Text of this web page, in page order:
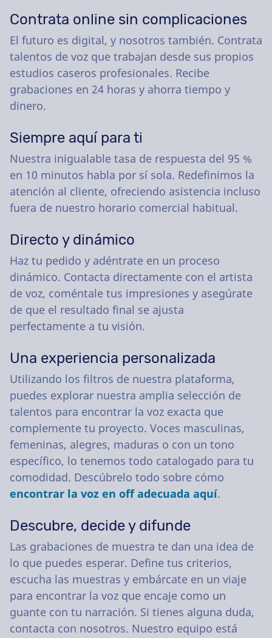
Contrata online sin complicaciones
El futuro es digital, y nosotros también. Contrata
talentos de voz que trabajan desde sus propios
estudios caseros profesionales. Recibe
grabaciones en 24 horas y ahorra tiempo y
dinero.
Siempre aquí para ti
Nuestra inigualable tasa de respuesta del 95 %
en 10 minutos habla por sí sola. Redefinimos la
atención al cliente, ofreciendo asistencia incluso
fuera de nuestro horario comercial habitual.
Directo y dinámico
Haz tu pedido y adéntrate en un proceso
dinámico. Contacta directamente con el artista
de voz, coméntale tus impresiones y asegúrate
de que el resultado final se ajusta
perfectamente a tu visión.
Una experiencia personalizada
Utilizando los filtros de nuestra plataforma,
puedes explorar nuestra amplia selección de
talentos para encontrar la voz exacta que
complemente tu proyecto. Voces masculinas,
femeninas, alegres, maduras o con un tono
específico, lo tenemos todo catalogado para tu
comodidad. Descúbrelo todo sobre cómo
encontrar la voz en off adecuada aquí.
Descubre, decide y difunde
Las grabaciones de muestra te dan una idea de
lo que puedes esperar. Define tus criterios,
escucha las muestras y embárcate en un viaje
para encontrar la voz que encaje como un
guante con tu narración. Si tienes alguna duda,
contacta con nosotros. Nuestro equipo está